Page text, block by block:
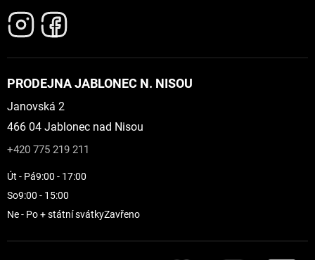
PRODEJNA JABLONEC N. NISOU
Janovská 2
466 04 Jablonec nad Nisou
+420 775 219 211
Út - Pá9:00 - 17:00
So9:00 - 15:00
Ne - Po + státní svátkyZavřeno